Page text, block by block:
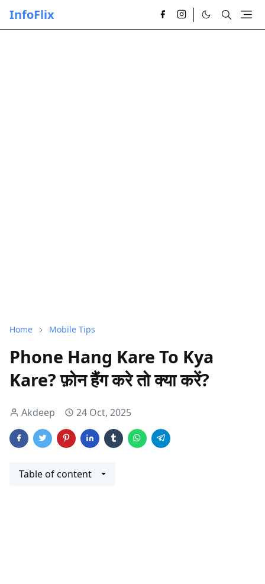
InfoFlix
Home Mobile Tips
Phone Hang Kare To Kya
Kare? फ़ोन हैंग करे तो क्या करें?
Akdeep 24 Oct, 2025
Table of content